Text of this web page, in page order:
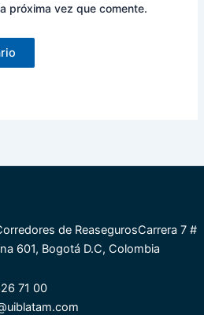
próxima vez que comente.
de ReasegurosCarrera 7 #
601, Bogotá D.C, Colombia
71 00